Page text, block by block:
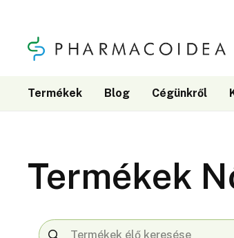
Termékek Blog Cégünkről
Termékek